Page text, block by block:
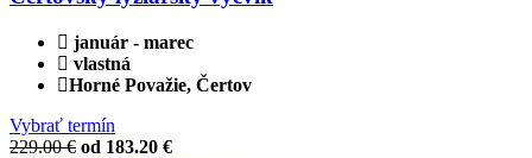
január - marec
vlastná
Horné Považie, Čertov
Vybrať termín
229.00 € od 183.20 €